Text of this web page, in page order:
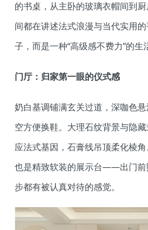
的书桌，从主卧的玻璃衣帽间到
间都在讲述法式浪漫与当代实用
子，而是一种“高级感不费力”的生
门厅：归家第一眼的仪式感
奶白基调铺满玄关过道，深咖色
空方便换鞋。大理石纹背景与隐
应法式基因，石膏线吊顶柔化棱
也是精致软装的展示台——出门前
步都有被认真对待的感觉。